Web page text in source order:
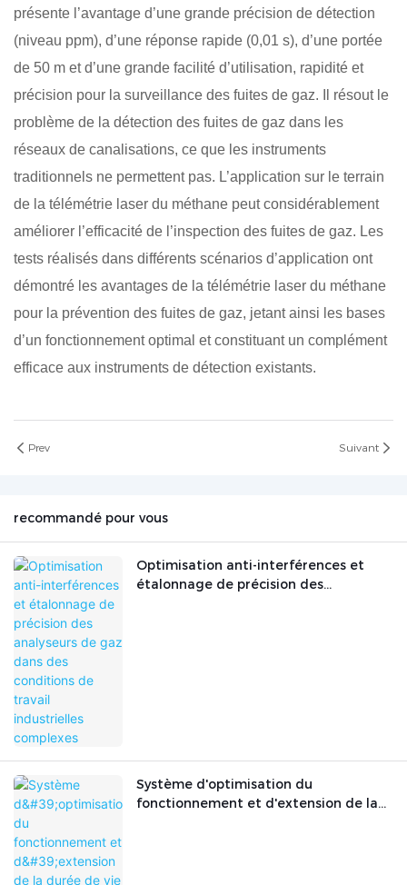
présente l’avantage d’une grande précision de détection
(niveau ppm), d’une réponse rapide (0,01 s), d’une portée
de 50 m et d’une grande facilité d’utilisation, rapidité et
précision pour la surveillance des fuites de gaz. Il résout le
problème de la détection des fuites de gaz dans les
réseaux de canalisations, ce que les instruments
traditionnels ne permettent pas. L’application sur le terrain
de la télémétrie laser du méthane peut considérablement
améliorer l’efficacité de l’inspection des fuites de gaz. Les
tests réalisés dans différents scénarios d’application ont
démontré les avantages de la télémétrie laser du méthane
pour la prévention des fuites de gaz, jetant ainsi les bases
d’un fonctionnement optimal et constituant un complément
efficace aux instruments de détection existants.
Prev Suivant
recommandé pour vous
Optimisation anti-interférences et
étalonnage de précision des
Système d'optimisation du
fonctionnement et d'extension de la